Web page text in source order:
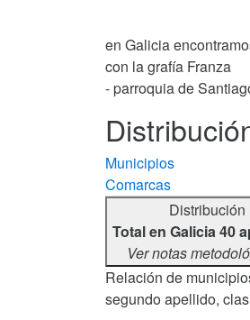
en Galicia
con la grafía Franza
- parroquia de
Municipios
Comarcas
Distribución
Total en Galicia 40
Ver notas
Relación de
segundo apellido,